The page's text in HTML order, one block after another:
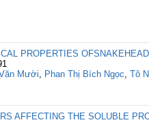
PROPERTIES
Mười, Phan Thị Bích Ngọc, Tô
AFFECTING THE SOLUBLE